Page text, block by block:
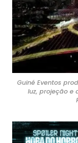
Guiné Eventos
luz, projeção e